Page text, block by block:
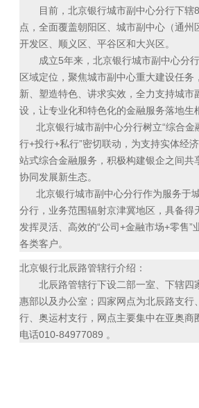
目前，北京银行城市副中心分行下辖
点，全面覆盖朝阳区、城市副中心（通州
开发区、顺义区、平谷区和大兴区。
成立5年来，北京银行城市副中心分行
区域定位，聚焦城市副中心重大建设任务
新、塑造特色、讲求实效，全力支持城市
设，让专业化和特色化的金融服务落地生
北京银行城市副中心分行树立“综合金
行+投行+私行”密切联动，为支持实体经
站式综合金融服务，积极构建银企之间共
协同发展新生态。
北京银行城市副中心分行作为服务于
分行，业务范围辐射京津冀地区，具备得
发挥灵活、高效的“公司+金融市场+零售”
各类客户。
北京银行北辰路管辖行介绍：
北辰路管辖行下设二部一室、下辖四
惠部以及办公室；四家网点为北辰路支行
行、奥运村支行，网点主要集中在亚奥商
电话010-84977089 。